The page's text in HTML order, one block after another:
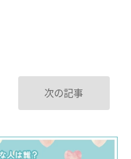
次の記事